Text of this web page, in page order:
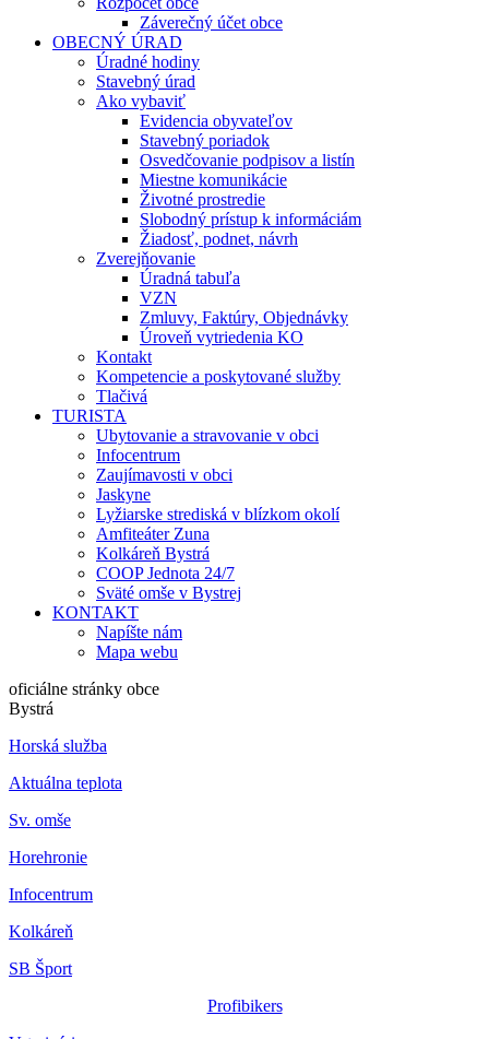
Záverečný účet obce
OBECNÝ ÚRAD
Úradné hodiny
Stavebný úrad
Ako vybaviť
Evidencia obyvateľov
Stavebný poriadok
Osvedčovanie podpisov a listín
Miestne komunikácie
Životné prostredie
Slobodný prístup k informáciám
Žiadosť, podnet, návrh
Zverejňovanie
Úradná tabuľa
VZN
Zmluvy, Faktúry, Objednávky
Úroveň vytriedenia KO
Kontakt
Kompetencie a poskytované služby
Tlačivá
TURISTA
Ubytovanie a stravovanie v obci
Infocentrum
Zaujímavosti v obci
Jaskyne
Lyžiarske strediská v blízkom okolí
Amfiteáter Zuna
Kolkáreň Bystrá
COOP Jednota 24/7
Sväté omše v Bystrej
KONTAKT
Napíšte nám
Mapa webu
oficiálne stránky obce
Bystrá
Horská služba
Aktuálna teplota
Sv. omše
Horehronie
Infocentrum
Kolkáreň
SB Šport
Profibikers